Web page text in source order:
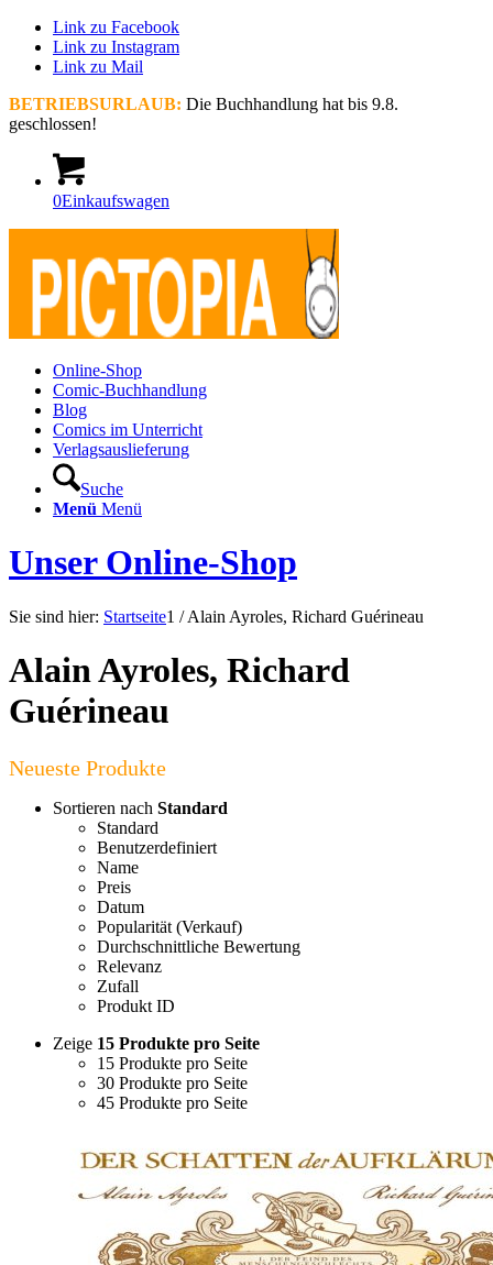
Link zu Facebook
Link zu Instagram
Link zu Mail
BETRIEBSURLAUB: Die Buchhandlung hat bis 9.8.
geschlossen!
0Einkaufswagen
Online-Shop
Comic-Buchhandlung
Blog
Comics im Unterricht
Verlagsauslieferung
Suche
Menü Menü
Unser Online-Shop
Sie sind hier: Startseite1 / Alain Ayroles, Richard Guérineau
Alain Ayroles, Richard
Guérineau
Sortieren nach Standard
Standard
Benutzerdefiniert
Name
Preis
Datum
Popularität (Verkauf)
Durchschnittliche Bewertung
Relevanz
Zufall
Produkt ID
Zeige 15 Produkte pro Seite
15 Produkte pro Seite
30 Produkte pro Seite
45 Produkte pro Seite